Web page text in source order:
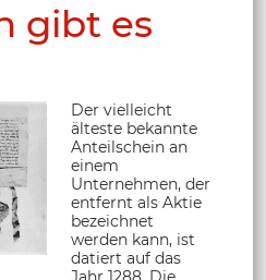
gibt es
Der vielleicht
älteste bekannte
Anteilschein an
einem
Unternehmen, der
entfernt als Aktie
bezeichnet
werden kann, ist
datiert auf das